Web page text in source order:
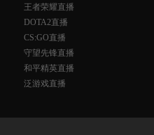
王者荣耀直播
DOTA2直播
CS:GO直播
守望先锋直播
和平精英直播
泛游戏直播